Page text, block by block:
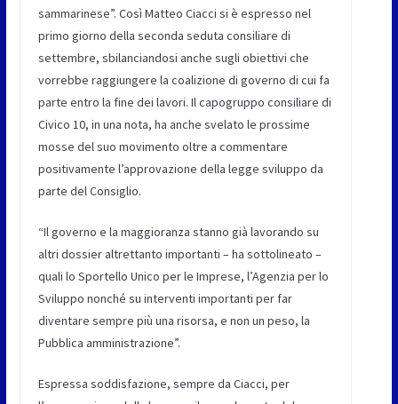
sammarinese”. Così Matteo Ciacci si è espresso nel
primo giorno della seconda seduta consiliare di
settembre, sbilanciandosi anche sugli obiettivi che
vorrebbe raggiungere la coalizione di governo di cui fa
parte entro la fine dei lavori. Il capogruppo consiliare di
Civico 10, in una nota, ha anche svelato le prossime
mosse del suo movimento oltre a commentare
positivamente l’approvazione della legge sviluppo da
parte del Consiglio.
“Il governo e la maggioranza stanno già lavorando su
altri dossier altrettanto importanti – ha sottolineato –
quali lo Sportello Unico per le Imprese, l’Agenzia per lo
Sviluppo nonché su interventi importanti per far
diventare sempre più una risorsa, e non un peso, la
Pubblica amministrazione”.
Espressa soddisfazione, sempre da Ciacci, per